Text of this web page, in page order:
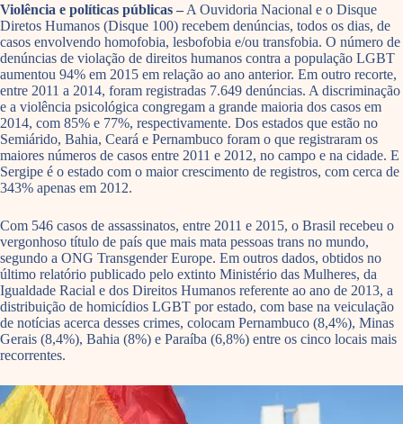
Violência e políticas públicas – A Ouvidoria Nacional e o Disque
Diretos Humanos (Disque 100) recebem denúncias, todos os dias, de
casos envolvendo homofobia, lesbofobia e/ou transfobia. O número de
denúncias de violação de direitos humanos contra a população LGBT
aumentou 94% em 2015 em relação ao ano anterior. Em outro recorte,
entre 2011 a 2014, foram registradas 7.649 denúncias. A discriminação
e a violência psicológica congregam a grande maioria dos casos em
2014, com 85% e 77%, respectivamente. Dos estados que estão no
Semiárido, Bahia, Ceará e Pernambuco foram o que registraram os
maiores números de casos entre 2011 e 2012, no campo e na cidade. E
Sergipe é o estado com o maior crescimento de registros, com cerca de
343% apenas em 2012.
Com 546 casos de assassinatos, entre 2011 e 2015, o Brasil recebeu o
vergonhoso título de país que mais mata pessoas trans no mundo,
segundo a ONG Transgender Europe. Em outros dados, obtidos no
último relatório publicado pelo extinto Ministério das Mulheres, da
Igualdade Racial e dos Direitos Humanos referente ao ano de 2013, a
distribuição de homicídios LGBT por estado, com base na veiculação
de notícias acerca desses crimes, colocam Pernambuco (8,4%), Minas
Gerais (8,4%), Bahia (8%) e Paraíba (6,8%) entre os cinco locais mais
recorrentes.